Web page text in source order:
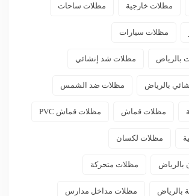
مظلات خارجية مظلات ساحات
مظلات سيارات
بالرياض مظلات شد إنشائي
بالرياض مظلات ضد الشمس
مظلات قماش مظلات قماش PVC
مظلات لكسان
مظلات متحركة
بالرياض مظلات مداخل مدارس